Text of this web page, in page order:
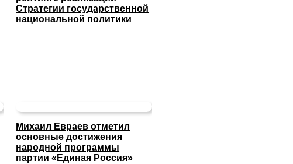
Стратегии государственной
национальной политики
Михаил Евраев отметил
основные достижения
народной программы
партии «Единая Россия»